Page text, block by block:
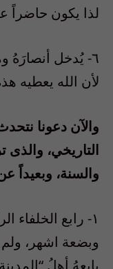
لذا يكون حاضراً
٦- يُدخل أنصارَهُ
لأن الله يعطيه
والآن دعونا
التاريخي، والذى
والسنة، وبعيداً
وبضعة اشهر،
بايعهُ أهلُ